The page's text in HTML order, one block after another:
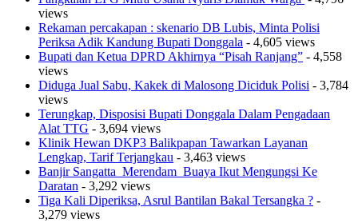
views
Rekaman percakapan : skenario DB Lubis, Minta Polisi
Periksa Adik Kandung Bupati Donggala - 4,605 views
Bupati dan Ketua DPRD Akhirnya “Pisah Ranjang” - 4,558
views
Diduga Jual Sabu, Kakek di Malosong Diciduk Polisi - 3,784
views
Terungkap, Disposisi Bupati Donggala Dalam Pengadaan
Alat TTG - 3,694 views
Klinik Hewan DKP3 Balikpapan Tawarkan Layanan
Lengkap, Tarif Terjangkau - 3,463 views
Banjir Sangatta Merendam Buaya Ikut Mengungsi Ke
Daratan - 3,292 views
Tiga Kali Diperiksa, Asrul Bantilan Bakal Tersangka ? -
3,279 views